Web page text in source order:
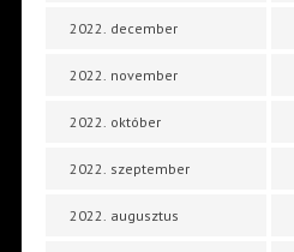
2022. december
2022. november
2022. október
2022. szeptember
2022. augusztus